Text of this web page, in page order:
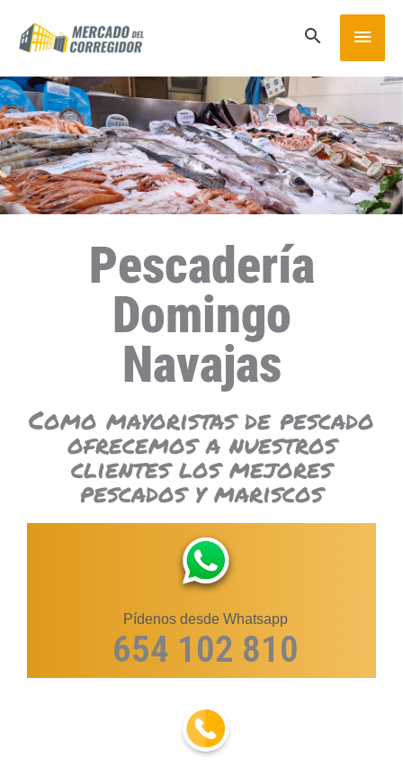
Pescadería
Domingo
Navajas
Como mayoristas de pescado
ofrecemos a nuestros
clientes los mejores
pescados y mariscos
Pídenos desde Whatsapp
654 102 810